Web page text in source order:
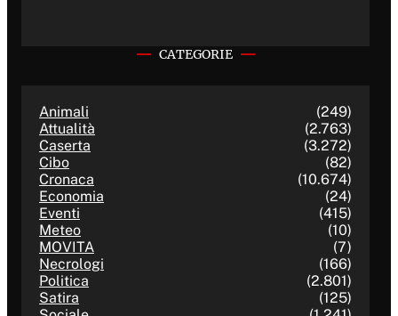
CATEGORIE
Animali
(249)
Attualità
(2.763)
Caserta
(3.272)
Cibo
(82)
Cronaca
(10.674)
Economia
(24)
Eventi
(415)
Meteo
(10)
MOVITA
(7)
Necrologi
(166)
Politica
(2.801)
Satira
(125)